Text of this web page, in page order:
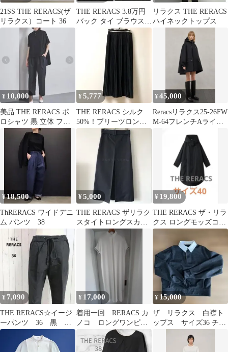
21SS THE RERACS(ザ
リラクス）コート 36
THE RERACS 3.8万円
バック タイ ブラウス
洗える 日本製 シャツ
リラクス THE RERACS
ハイネックトップス
¥ 10,000
美品 THE RERACS ポ
ロシャツ 黒 立体 フレ
ア プリーツ
¥5,777
THE RERACS シルク
50%！プリーツロング
スカート 36
¥45,000
Reracsリラクス25-26FW
M-64フレンチAライン
¥18,500
ThRERACS ワイドデニ
ム パンツ 38
¥5,000
THE RERACS ザリラク
スタイトロングスカー
¥ 19,800
THE RERACS ザ・リラ
クス ロングモッズココ
ート
¥7,090
THE RERACS☆イージ
ーパンツ 36 黒 テ
ーパード 日本製 き
れいめ
¥ 17,000
着用一回 RERACS カ
ノコ ロングワンピー
ス 白 38
¥ 15,000
ザ リラクス 白襟ト
ップス サイズ36 チャ